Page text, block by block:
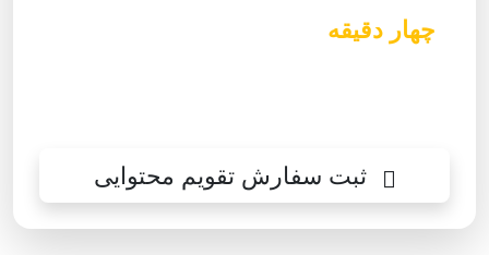
چهار دقیقه
ثبت سفارش تقویم محتوایی